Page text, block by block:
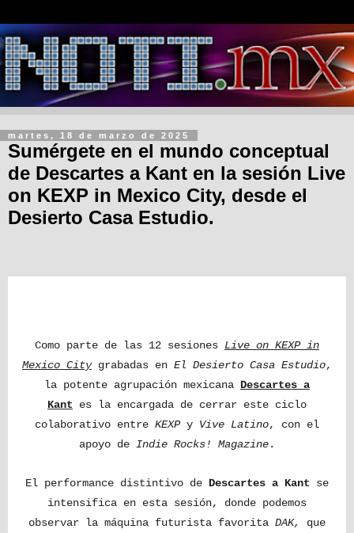
martes, 18 de marzo de 2025
Sumérgete en el mundo conceptual
de Descartes a Kant en la sesión Live
on KEXP in Mexico City, desde el
Desierto Casa Estudio.
Como parte de las 12 sesiones Live on KEXP in
Mexico City grabadas en El Desierto Casa Estudio,
la potente agrupación mexicana Descartes a
Kant es la encargada de cerrar este ciclo
colaborativo entre KEXPy Vive Latino, con el
apoyo de Indie Rocks! Magazine.
El performance distintivo de Descartes a Kant se
intensifica en esta sesión, donde podemos
observar la máquina futurista favorita DAK,
que